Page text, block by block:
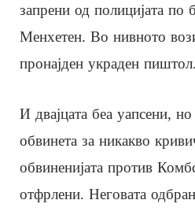
запрени од полицијата по
Менхетен. Во нивното
пронајден украден пиштол.
И двајцата беа уапсени,
обвинета за никакво
обвиненијата против
отфрлени. Неговата